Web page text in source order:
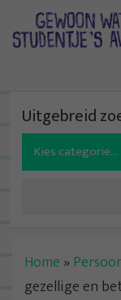
Uitgebreid
Search
for:
Home »
gezellige en